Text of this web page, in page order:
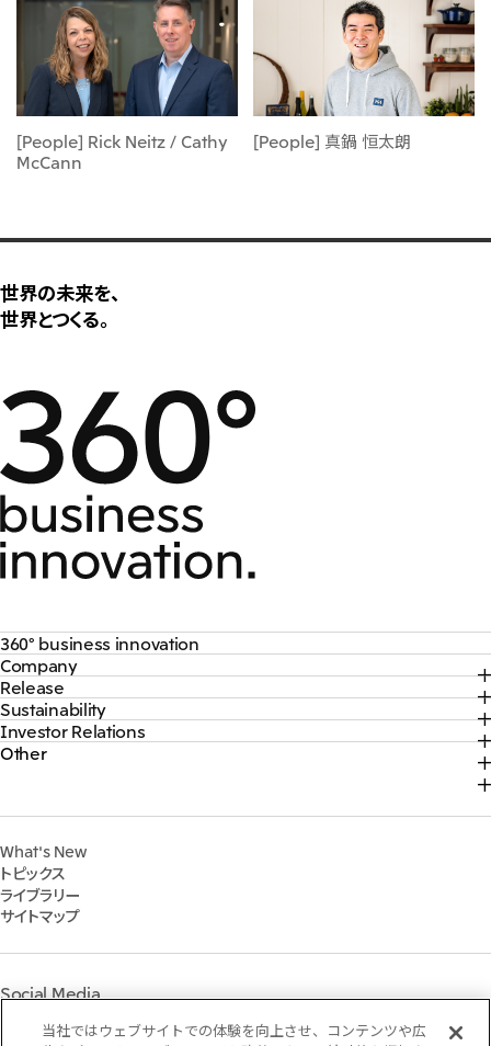
[People] Rick Neitz / Cathy
McCann
[People] 真鍋 恒太朗
世界の未来を、
世界とつくる。
360° business innovation
トップ
三井物産ブランド・プロジェクト
ソーシャルメディア公式アカウント一覧​
コンテンツ一覧
Company
トップ
社長メッセージ
三井物産について
三井物産の事業
Release
トップ
2026年
2025年
Sustainability
トップ
サステナビリティ最新情報
Social
Governance
マテリアリティ
イニシアティブへの参画
三井物産の人材マネジメント
社会貢献活動
ライブラリー
Investor Relations
トップ
IR資料室
IR説明会
個人株主・投資家の皆様へ
株主・株式基本情報
IRカレンダー
Other
三井グループ350周年記念事業サイト
What's New
トピックス
ライブラリー
サイトマップ
Social Media
InstagramTwitter FacebookLinkedInYoutube
当社ではウェブサイトでの体験を向上させ、コンテンツや広